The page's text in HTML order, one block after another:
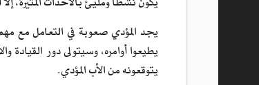
يجد المؤدي صعوبة في التعامل مع
يطيعوا أوامره، وسيتولى دور
يتوقعونه من الأب المؤدي.